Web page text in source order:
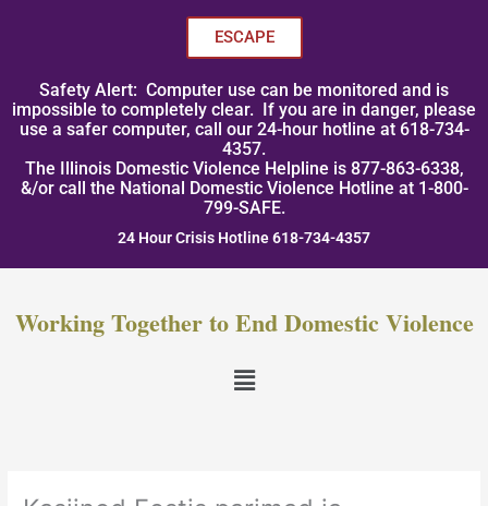
ESCAPE
Safety Alert: Computer use can be monitored and is
impossible to completely clear. If you are in danger, please
use a safer computer, call our 24-hour hotline at 618-734-
4357.
The Illinois Domestic Violence Helpline is 877-863-6338,
&/or call the National Domestic Violence Hotline at 1-800-
799-SAFE.
24 Hour Crisis Hotline 618-734-4357
Working Together to End Domestic Violence
Menu